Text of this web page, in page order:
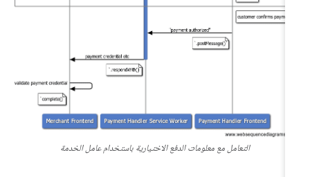
التعامل مع معلومات الدفع الاختيارية باستخدام عامل الخدمة